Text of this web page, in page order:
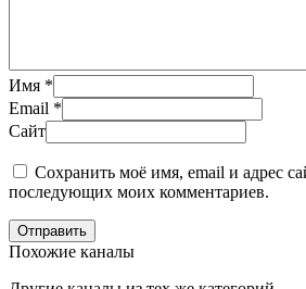
Имя *
Email *
Сайт
Сохранить моё имя, email и адрес
последующих моих комментариев.
Отправить
Похожие каналы